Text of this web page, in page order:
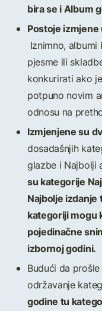
bira se i Album
Postoje
Iznimno,
pjesme ili
konkurirati ako
potpuno novim
odnosu na
Izmjenjene su
dosadašnjih
glazbe i Najbolji
su kategorije
Najbolje izdanje
kategoriji mogu
pojedinačne
izbornoj godini.
Budući da
održavanje
godine tu